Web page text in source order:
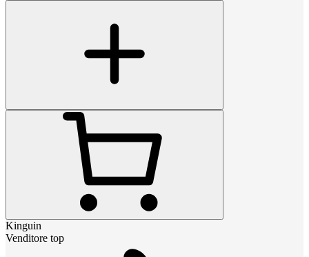
Kinguin
Venditore top